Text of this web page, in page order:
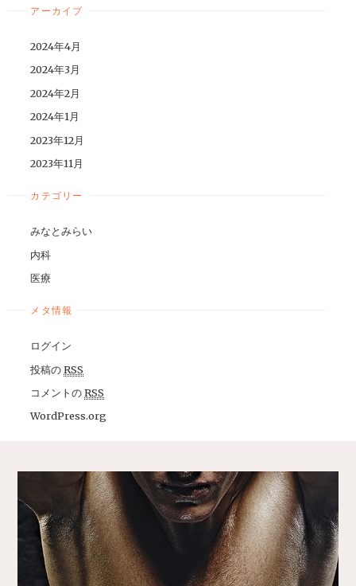
アーカイブ
2024年4月
2024年3月
2024年2月
2024年1月
2023年12月
2023年11月
カテゴリー
みなとみらい
内科
医療
メタ情報
ログイン
投稿のRSS
コメントのRSS
WordPress.org